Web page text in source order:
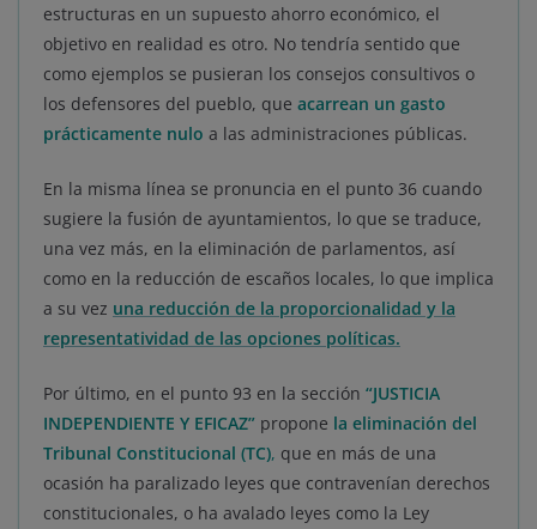
estructuras en un supuesto ahorro económico, el
objetivo en realidad es otro. No tendría sentido que
como ejemplos se pusieran los consejos consultivos o
los defensores del pueblo, que acarrean un gasto
prácticamente nulo a las administraciones públicas.
En la misma línea se pronuncia en el punto 36 cuando
sugiere la fusión de ayuntamientos, lo que se traduce,
una vez más, en la eliminación de parlamentos, así
como en la reducción de escaños locales, lo que implica
a su vez una reducción de la proporcionalidad y la
representatividad de las opciones políticas.
Por último, en el punto 93 en la sección “JUSTICIA
INDEPENDIENTE Y EFICAZ” propone la eliminación del
Tribunal Constitucional (TC), que en más de una
ocasión ha paralizado leyes que contravenían derechos
constitucionales, o ha avalado leyes como la Ley